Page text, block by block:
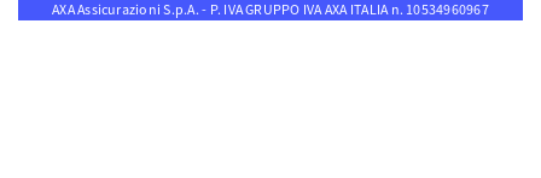
AXA Assicurazioni S.p.A. - P. IVA GRUPPO IVA AXA ITALIA n. 10534960967